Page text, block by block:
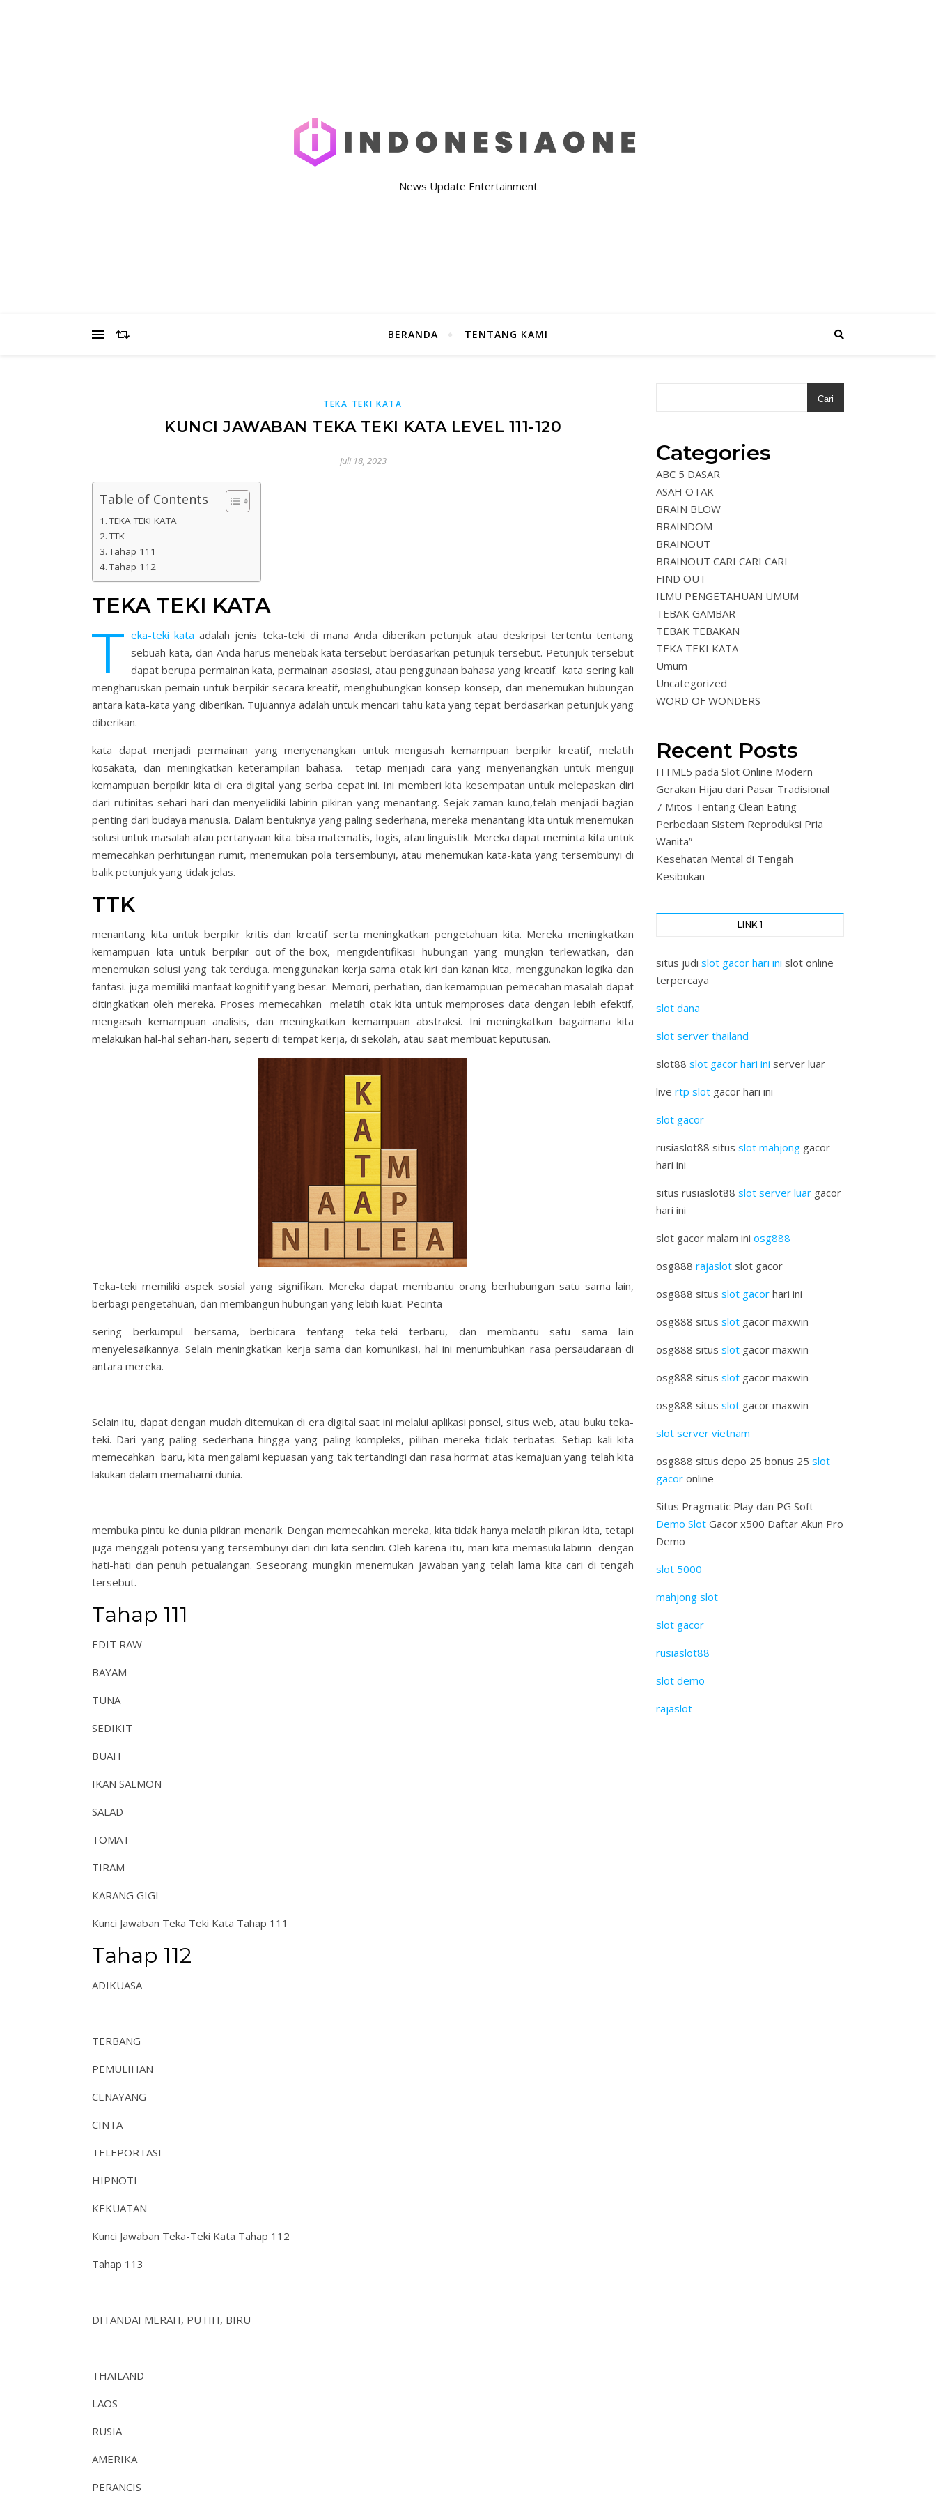
News Update Entertainment
BERANDA TENTANG KAMI
TEKA TEKI KATA
KUNCI JAWABAN TEKA TEKI KATA LEVEL 111-120
Juli 18, 2023
Table of Contents
TEKA TEKI KATA
TTK
Tahap 111
Tahap 112
TEKA TEKI KATA
T eka-teki kata adalah jenis teka-teki di mana Anda diberikan petunjuk atau deskripsi tertentu tentang
sebuah kata, dan Anda harus menebak kata tersebut berdasarkan petunjuk tersebut. Petunjuk tersebut
dapat berupa permainan kata, permainan asosiasi, atau penggunaan bahasa yang kreatif. kata sering kali
mengharuskan pemain untuk berpikir secara kreatif, menghubungkan konsep-konsep, dan menemukan hubungan
antara kata-kata yang diberikan. Tujuannya adalah untuk mencari tahu kata yang tepat berdasarkan petunjuk yang
diberikan.
kata dapat menjadi permainan yang menyenangkan untuk mengasah kemampuan berpikir kreatif, melatih
kosakata, dan meningkatkan keterampilan bahasa.
tetap menjadi cara yang menyenangkan untuk menguji
kemampuan berpikir kita di era digital yang serba cepat ini. Ini memberi kita kesempatan untuk melepaskan diri
dari rutinitas sehari-hari dan menyelidiki labirin pikiran yang menantang. Sejak zaman kuno,telah menjadi bagian
penting dari budaya manusia. Dalam bentuknya yang paling sederhana, mereka menantang kita untuk menemukan
solusi untuk masalah atau pertanyaan kita. bisa matematis, logis, atau linguistik. Mereka dapat meminta kita untuk
memecahkan perhitungan rumit, menemukan pola tersembunyi, atau menemukan kata-kata yang tersembunyi di
balik petunjuk yang tidak jelas.
TTK
menantang kita untuk berpikir kritis dan kreatif serta meningkatkan pengetahuan kita. Mereka meningkatkan
kemampuan kita untuk berpikir out-of-the-box, mengidentifikasi hubungan yang mungkin terlewatkan, dan
menemukan solusi yang tak terduga. menggunakan kerja sama otak kiri dan kanan kita, menggunakan logika dan
fantasi. juga memiliki manfaat kognitif yang besar. Memori, perhatian, dan kemampuan pemecahan masalah dapat
ditingkatkan oleh mereka. Proses memecahkan melatih otak kita untuk memproses data dengan lebih efektif,
mengasah kemampuan analisis, dan meningkatkan kemampuan abstraksi. Ini meningkatkan bagaimana kita
melakukan hal-hal sehari-hari, seperti di tempat kerja, di sekolah, atau saat membuat keputusan.
Teka-teki memiliki aspek sosial yang signifikan. Mereka dapat membantu orang berhubungan satu sama lain,
berbagi pengetahuan, dan membangun hubungan yang lebih kuat. Pecinta
sering berkumpul bersama, berbicara tentang teka-teki terbaru, dan membantu satu sama lain
menyelesaikannya. Selain meningkatkan kerja sama dan komunikasi, hal ini menumbuhkan rasa persaudaraan di
antara mereka.
Selain itu, dapat dengan mudah ditemukan di era digital saat ini melalui aplikasi ponsel, situs web, atau buku teka-
teki. Dari yang paling sederhana hingga yang paling kompleks, pilihan mereka tidak terbatas. Setiap kali kita
memecahkan baru, kita mengalami kepuasan yang tak tertandingi dan rasa hormat atas kemajuan yang telah kita
lakukan dalam memahami dunia.
membuka pintu ke dunia pikiran menarik. Dengan memecahkan mereka, kita tidak hanya melatih pikiran kita, tetapi
juga menggali potensi yang tersembunyi dari diri kita sendiri. Oleh karena itu, mari kita memasuki labirin dengan
hati-hati dan penuh petualangan. Seseorang mungkin menemukan jawaban yang telah lama kita cari di tengah
tersebut.
Tahap 111
EDIT RAW
BAYAM
TUNA
SEDIKIT
BUAH
IKAN SALMON
SALAD
TOMAT
TIRAM
KARANG GIGI
Kunci Jawaban Teka Teki Kata Tahap 111
Tahap 112
ADIKUASA
TERBANG
PEMULIHAN
CENAYANG
CINTA
TELEPORTASI
HIPNOTI
KEKUATAN
Kunci Jawaban Teka-Teki Kata Tahap 112
Tahap 113
DITANDAI MERAH, PUTIH, BIRU
THAILAND
LAOS
RUSIA
AMERIKA
PERANCIS
Cari
Categories
ABC 5 DASAR
ASAH OTAK
BRAIN BLOW
BRAINDOM
BRAINOUT
BRAINOUT CARI CARI CARI
FIND OUT
ILMU PENGETAHUAN UMUM
TEBAK GAMBAR
TEBAK TEBAKAN
TEKA TEKI KATA
Umum
Uncategorized
WORD OF WONDERS
Recent Posts
HTML5 pada Slot Online Modern
Gerakan Hijau dari Pasar Tradisional
7 Mitos Tentang Clean Eating
Perbedaan Sistem Reproduksi Pria
Wanita”
Kesehatan Mental di Tengah
Kesibukan
LINK 1
situs judi slot gacor hari ini slot online
terpercaya
slot dana
slot server thailand
slot88 slot gacor hari ini server luar
live rtp slot gacor hari ini
slot gacor
rusiaslot88 situs slot mahjong gacor
hari ini
situs rusiaslot88 slot server luar gacor
hari ini
slot gacor malam ini osg888
osg888 rajaslot slot gacor
osg888 situs slot gacor hari ini
osg888 situs slot gacor maxwin
osg888 situs slot gacor maxwin
osg888 situs slot gacor maxwin
osg888 situs slot gacor maxwin
slot server vietnam
osg888 situs depo 25 bonus 25 slot
gacor online
Situs Pragmatic Play dan PG Soft
Demo Slot Gacor x500 Daftar Akun Pro
Demo
slot 5000
mahjong slot
slot gacor
rusiaslot88
slot demo
rajaslot